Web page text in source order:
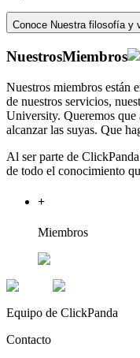
Conoce Nuestra filosofía y
NuestrosMiembros
Nuestros miembros están
de nuestros servicios,
University. Queremos que
alcanzar las suyas. Que
Al ser parte de
de todo el conocimiento
+
Miembros
Equipo de ClickPanda
Contacto